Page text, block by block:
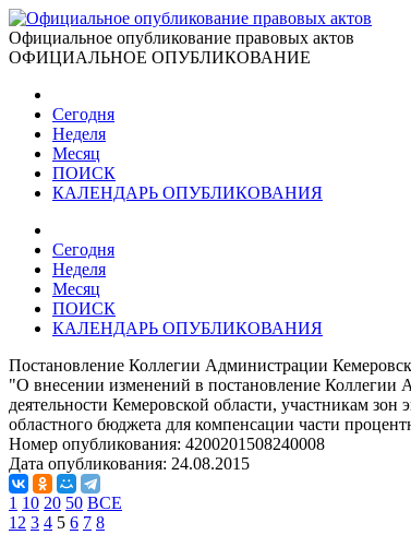
Официальное опубликование правовых актов
ОФИЦИАЛЬНОЕ ОПУБЛИКОВАНИЕ
Сегодня
Неделя
Месяц
ПОИСК
КАЛЕНДАРЬ ОПУБЛИКОВАНИЯ
Сегодня
Неделя
Месяц
ПОИСК
КАЛЕНДАРЬ ОПУБЛИКОВАНИЯ
Постановление Коллегии Администрации
"О внесении изменений в постановление Коллегии
деятельности Кемеровской области, участникам
областного бюджета для компенсации части
Номер опубликования: 4200201508240008
Дата опубликования: 24.08.2015
1 10 20 50 ВСЕ
1 2 3 4 5 6 7 8